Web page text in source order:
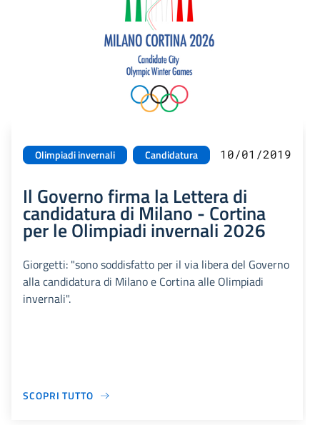
Olimpiadi invernali Candidatura 10/01/2019
Il Governo firma la Lettera di
candidatura di Milano - Cortina
per le Olimpiadi invernali 2026
Giorgetti: "sono soddisfatto per il via libera del Governo
alla candidatura di Milano e Cortina alle Olimpiadi
invernali".
SCOPRI TUTTO